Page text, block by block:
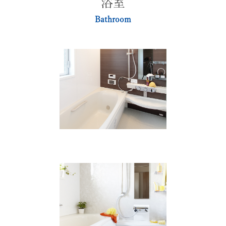
浴室
Bathroom